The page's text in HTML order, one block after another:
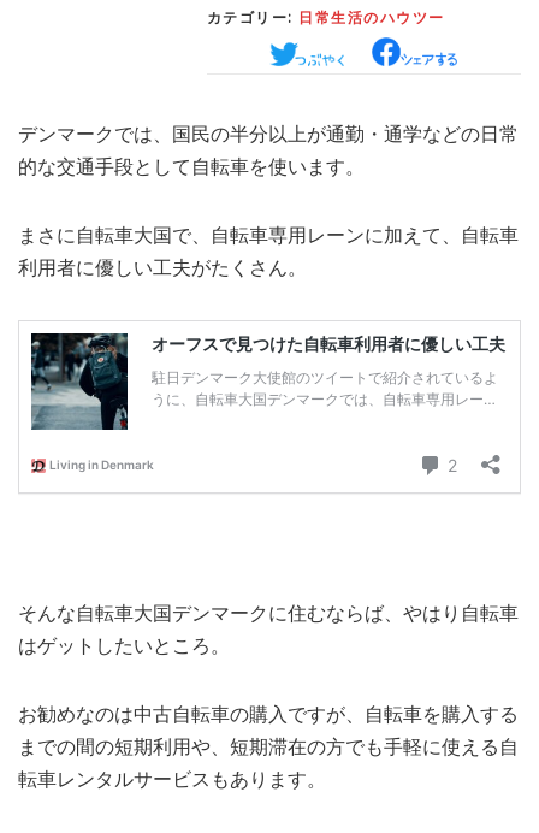
– 日本人の考察
MEDIA– メディア掲載 TRAVEL– 旅行
EVERYDAY– 日常ブログ
ABOUT US- サイトについて
カテゴリー: 日常生活のハウツー
デンマークでは、国民の半分以上が通勤・通学などの日常
的な交通手段として自転車を使います。
まさに自転車大国で、自転車専用レーンに加えて、自転車
利用者に優しい工夫がたくさん。
そんな自転車大国デンマークに住むならば、やはり自転車
はゲットしたいところ。
お勧めなのは中古自転車の購入ですが、自転車を購入する
までの間の短期利用や、短期滞在の方でも手軽に使える自
転車レンタルサービスもあります。